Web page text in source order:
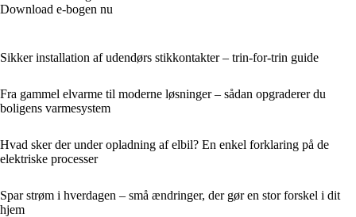
Download e-bogen nu
Sikker installation af udendørs stikkontakter – trin-for-trin guide
Fra gammel elvarme til moderne løsninger – sådan opgraderer du
boligens varmesystem
Hvad sker der under opladning af elbil? En enkel forklaring på de
elektriske processer
Spar strøm i hverdagen – små ændringer, der gør en stor forskel i dit
hjem